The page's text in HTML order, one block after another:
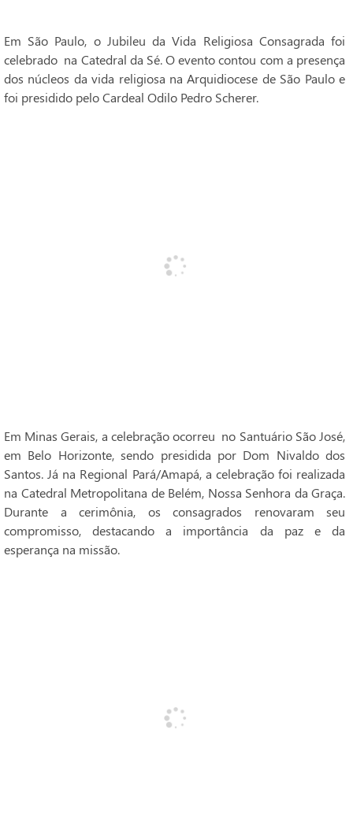
Em São Paulo, o Jubileu da Vida Religiosa Consagrada foi
celebrado na Catedral da Sé. O evento contou com a presença
dos núcleos da vida religiosa na Arquidiocese de São Paulo e
foi presidido pelo Cardeal Odilo Pedro Scherer.
Em Minas Gerais, a celebração ocorreu no Santuário São José,
em Belo Horizonte, sendo presidida por Dom Nivaldo dos
Santos. Já na Regional Pará/Amapá, a celebração foi realizada
na Catedral Metropolitana de Belém, Nossa Senhora da Graça.
Durante a cerimônia, os consagrados renovaram seu
compromisso, destacando a importância da paz e da
esperança na missão.